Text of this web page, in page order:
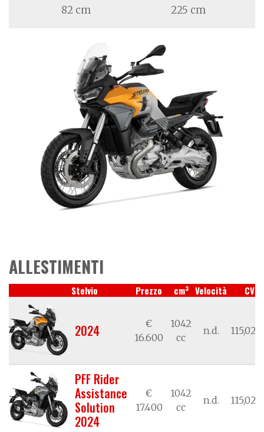
82 cm 225 cm
ALLESTIMENTI
Stelvio Prezzo cm3 Velocità CV/
2024
€
16.600
1042
cc
n.d. 115,02/
PFF Rider
Assistance
Solution
2024
€
17.400
1042
cc
n.d. 115,02/